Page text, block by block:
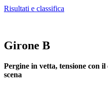
Risultati e classifica
Girone B
Pergine in vetta, tensione con
scena